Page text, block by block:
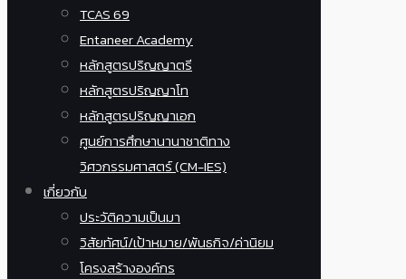
TCAS 69
Entaneer Academy
หลักสูตรปริญญาตรี
หลักสูตรปริญญาโท
หลักสูตรปริญญาเอก
ศูนย์การศึกษานานาชาติทาง
วิศวกรรมศาสตร์ (CM-IES)
เกี่ยวกับ
ประวัติความเป็นมา
วิสัยทัศน์/เป้าหมาย/พันธกิจ/ค่านิยม
โครงสร้างองค์กร